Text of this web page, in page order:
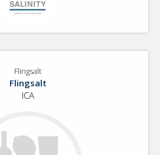
Flingsalt
Flingsalt
ICA